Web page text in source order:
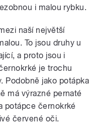
i malou rybku.
naší největší
To jsou druhy u
a proto jsou i
je trochu
Podobně jako potápka
má výrazné pernaté
potápce černokrké
červené oči.